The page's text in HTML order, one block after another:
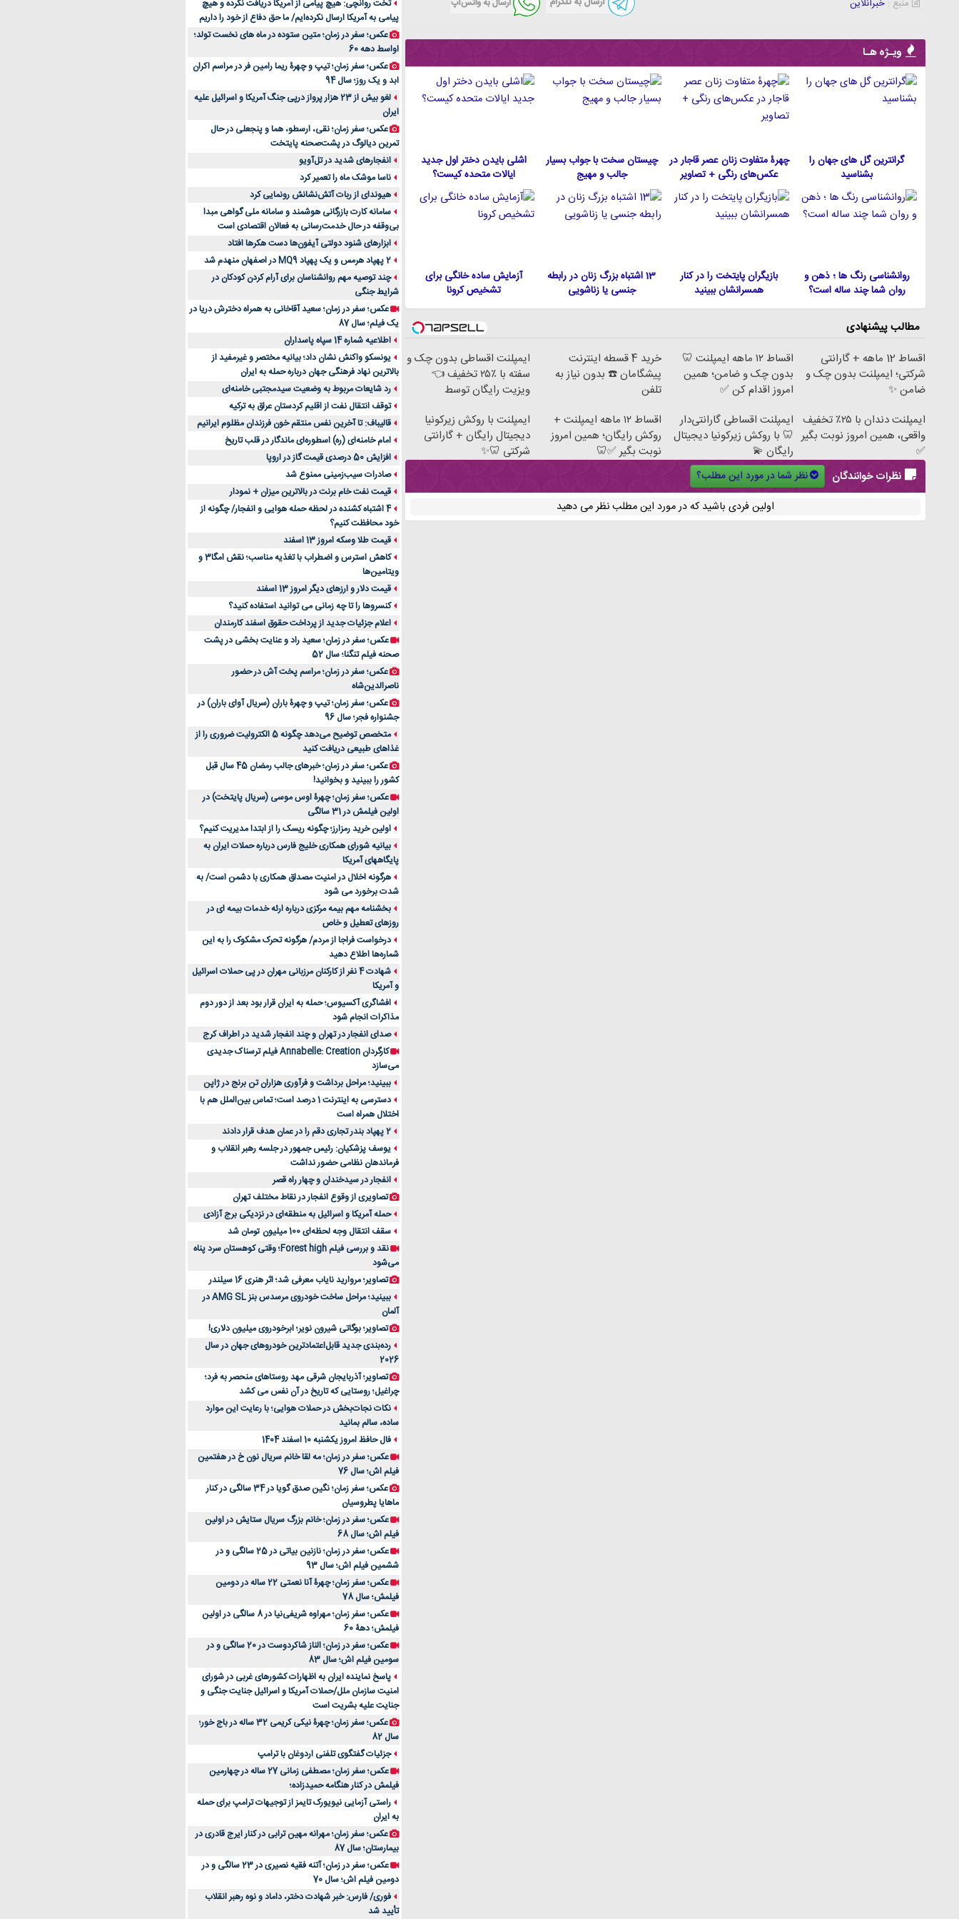
منبع : خبرآنلاین
ویـژه هـا
گرانترین گل های جهان را
بشناسید
چهرۀ متفاوت زنان عصر قاجار در
عکس‌های رنگی + تصاویر
چیستان سخت با جواب بسیار
جالب و مهیج
اشلی بایدن دختر اول جدید
ایالات متحده كيست؟
روانشناسی رنگ ها ؛ ذهن و
روان شما چند ساله است؟
بازیگران پایتخت را در کنار
همسرانشان ببینید
13 اشتباه بزرگ زنان در رابطه
جنسی یا زناشویی
آزمایش ساده خانگی برای
تشخیص کرونا
مطالب پیشنهادی
اقساط 12 ماهه + گارانتی
شرکتی؛ ایمپلنت بدون چک و
ضامن ✨
اقساط ۱۲ ماهه ایمپلنت 🦷
بدون چک و ضامن؛ همین
امروز اقدام کن ✅
خرید 4 قسطه اینترنت
پیشگامان ☎️ بدون نیاز به
تلفن
ایمپلنت اقساطی بدون چک و
سفته با ٪۲۵ تخفیف 👈
ویزیت رایگان توسط
ایمپلنت دندان با ۲۵٪ تخفیف
واقعی، همین امروز نوبت بگیر
✅
ایمپلنت اقساطی گارانتی‌دار
🦷 با روکش زیرکونیا دیجیتال
رایگان 💫
اقساط ۱۲ ماهه ایمپلنت +
روکش رایگان؛ همین امروز
نوبت بگیر ✅🦷
ایمپلنت با روکش زیرکونیا
دیجیتال رایگان + گارانتی
شرکتی 🦷✨
نظرات خوانندگان
نظر شما در مورد این مطلب؟
اولین فردی باشید که در مورد این مطلب نظر می دهید
راهنمای جامع بهترین کفش ورزشی برای دویدن و استفاده
روزمره | بررسی ۱۲ مدل برتر
تخت روانچی: هیچ پیامی از آمریکا دریافت نکرده و هیچ
پیامی به آمریکا ارسال نکرده‌ایم/ ما حق دفاع از خود را داریم
عکس؛ سفر در زمان؛ متین ستوده در ماه های نخست تولد؛
اواسط دهه 60
عکس؛ سفر زمان؛ تیپ و چهرۀ ریما رامین فر در مراسم اکران
ابد و یک روز؛ سال 94
لغو بیش از 23 هزار پرواز درپی جنگ آمریکا و اسرائیل علیه
ایران
عکس؛ سفر زمان؛ نقی، ارسطو، هما و پنجعلی در حال
تمرین دیالوگ در پشت‌صحنه پایتخت
انفجارهای شدید در تل‌آویو
ناسا موشک ماه را تعمیر کرد
هیوندای از ربات آتش‌نشانش رونمایی کرد
سامانه کارت بازرگانی هوشمند و سامانه ملی گواهی مبدا
بی‌وقفه در حال خدمت‌رسانی به فعالان اقتصادی است
ابزارهای شنود دولتی آیفون‌ها دست هکرها افتاد
2 پهپاد هرمس و یک پهپاد MQ9 در اصفهان منهدم شد
چند توصیه مهم روانشناسان برای آرام کردن کودکان در
شرایط جنگی
عکس؛ سفر در زمان؛ سعید آقاخانی به همراه دخترش دریا در
یک فیلم؛ سال 87
اطلاعیه شماره 14 سپاه پاسداران
یونسکو واکنش نشان داد؛ بیانیه مختصر و غیرمفید از
بالاترین نهاد فرهنگی جهان درباره حمله به ایران
رد شایعات مربوط به وضعیت سیدمجتبی خامنه‌ای
توقف انتقال نفت از اقلیم کردستان عراق به ترکیه
قالیباف: تا آخرین نفس منتقم خون فرزندان مظلوم ایرانیم
امام خامنه‌ای (ره) اسطوره‌ای ماندگار در قلب تاریخ
افزایش 50 درصدی قیمت گاز در اروپا
صادرات سیب‌زمینی ممنوع شد
قیمت نفت خام برنت در بالاترین میزان + نمودار
4 اشتباه کشنده در لحظه حمله هوایی و انفجار/ چگونه از
خود محافظت کنیم؟
قیمت طلا وسکه امروز 13 اسفند
کاهش استرس و اضطراب با تغذیه مناسب؛ نقش امگا3 و
ویتامین‌ها
قیمت دلار و ارزهای دیگر امروز 13 اسفند
کنسروها را تا چه زمانی می توانید استفاده کنید؟
اعلام جزئیات جدید از پرداخت حقوق اسفند کارمندان
عکس؛ سفر در زمان؛ سعید راد و عنایت بخشی در پشت
صحنه فیلم تنگنا؛ سال 52
عکس؛ سفر در زمان؛ مراسم پخت آش در حضور
ناصرالدین‌شاه
عکس؛ سفر زمان؛ تیپ و چهرۀ باران (سریال آوای باران) در
جشنواره فجر؛ سال 96
متخصص توضیح می‌دهد چگونه 5 الکترولیت ضروری را از
غذاهای طبیعی دریافت کنید
عکس؛ سفر در زمان؛ خبرهای جالب رمضان 45 سال قبل
کشور را ببینید و بخوانید!
عکس؛ سفر زمان؛ چهرۀ اوس موسی (سریال پایتخت) در
اولین فیلمش در 31 سالگی
اولین خرید رمزارز؛ چگونه ریسک را از ابتدا مدیریت کنیم؟
بیانیه شورای همکاری خلیج فارس درباره حملات ایران به
پایگاههای آمریکا
هرگونه اخلال در امنیت مصداق همکاری با دشمن است/ به
شدت برخورد می شود
بخشنامه مهم بیمه مرکزی درباره ارئه خدمات بیمه ای در
روزهای تعطیل و خاص
درخواست فراجا از مردم/ هرگونه تحرک مشکوک را به این
شماره‌ها اطلاع دهید
شهادت 4 نفر از کارکنان مرزبانی مهران در پی حملات اسرائیل
و آمریکا
افشاگری آکسیوس؛ حمله به ایران قرار بود بعد از دور دوم
مذاکرات انجام شود
صدای انفجار در تهران و چند انفجار شدید در اطراف کرج
کارگردان Annabelle: Creation فیلم ترسناک جدیدی
می‌سازد
ببینید؛ مراحل برداشت و فرآوری هزاران تن برنج در ژاپن
دسترسی به اینترنت 1 درصد است؛ تماس بین‌الملل هم با
اختلال همراه است
2 پهپاد بندر تجاری دقم را در عمان هدف قرار دادند
یوسف پزشکیان: رئیس جمهور در جلسه رهبر انقلاب و
فرماندهان نظامی حضور نداشت
انفجار در سیدخندان و چهار راه قصر
تصاویری از وقوع انفجار در نقاط مختلف تهران
حمله آمریکا و اسرائیل به منطقه‌ای در نزدیکی برج آزادی
سقف انتقال وجه لحظه‌ای 100 میلیون تومان شد
نقد و بررسی فیلم Forest high؛ وقتی کوهستان سرد پناه
می‌شود
تصاویر؛ مروارید نایاب معرفی شد؛ اثر هنری 16 سیلندر
ببینید؛ مراحل ساخت خودروی مرسدس بنز AMG SL در
آلمان
تصاویر؛ بوگاتی شیرون نویر؛ ابرخودروی میلیون دلاری!
رده‌بندی جدید قابل‌اعتمادترین خودروهای جهان در سال
2026
تصاویر؛ آذربایجان شرقی مهد روستاهای منحصر به فرد؛
چراغیل؛ روستایی که تاریخ در آن نفس می کشد
نکات نجات‌بخش در حملات هوایی؛ با رعایت این موارد
ساده، سالم بمانید
فال حافظ امروز یکشنبه 10 اسفند 1404
عکس؛ سفر در زمان؛ مه لقا خانم سریال نون خ در هفتمین
فیلم اش؛ سال 76
عکس؛ سفر زمان؛ نگین صدق گویا در 34 سالگی در کنار
ماهایا پطروسیان
عکس؛ سفر در زمان؛ خانم بزرگ سریال ستایش در اولین
فیلم اش؛ سال 68
عکس؛ سفر در زمان؛ نازنین بیاتی در 25 سالگی و در
ششمین فیلم اش؛ سال 93
عکس؛ سفر زمان؛ چهرۀ آنا نعمتی 22 ساله در دومین
فیلمش؛ سال 78
عکس؛ سفر زمان؛ مهراوه شریفی‌نیا در 8 سالگی در اولین
فیلمش؛ دهۀ 60
عکس؛ سفر در زمان؛ الناز شاکردوست در 20 سالگی و در
سومین فیلم اش؛ سال 83
پاسخ نماینده ایران به اظهارات کشورهای غربی در شورای
امنیت سازمان ملل/حملات آمریکا و اسرائیل جنایت جنگی و
جنایت علیه بشریت است
عکس؛ سفر زمان؛ چهرۀ نیکی کریمی 32 ساله در باج خور؛
سال 82
جزئیات گفتگوی تلفنی اردوغان با ترامپ
عکس؛ سفر زمان؛ مصطفی زمانی 27 ساله در چهارمین
فیلمش در کنار هنگامه حمیدزاده؛
راستی آزمایی نیویورک تایمز از توجیهات ترامپ برای حمله
به ایران
عکس؛ سفر زمان؛ مهرانه مهین ترابی در کنار ایرج قادری در
بیمارستان؛ سال 87
عکس؛ سفر در زمان؛ آتنه فقیه نصیری در 23 سالگی و در
دومین فیلم اش؛ سال 70
فوری/ فارس: خبر شهادت دختر، داماد و نوه رهبر انقلاب
تأیید شد